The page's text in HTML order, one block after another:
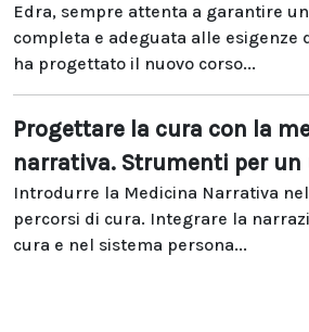
Edra, sempre attenta a garantire
completa e adeguata alle esigenze
ha progettato il nuovo corso...
Progettare la cura con la
narrativa. Strumenti per
Introdurre la Medicina Narrativa
percorsi di cura. Integrare la
cura e nel sistema persona...